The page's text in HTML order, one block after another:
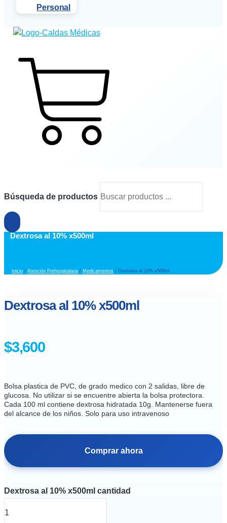
Personal
Búsqueda de productos
Dextrosa al 10% x500ml
Inicio / Atención Prehospitalaria / Medicamentos / Dextrosa al 10% x500ml
Dextrosa al 10% x500ml
$3,600
Bolsa plastica de PVC, de grado medico con 2 salidas, libre de
glucosa. No utilizar si se encuentre abierta la bolsa protectora.
Cada 100 ml contiene dextrosa hidratada 10g. Mantenerse fuera
del alcance de los niños. Solo para uso intravenoso
Comprar ahora
Dextrosa al 10% x500ml cantidad